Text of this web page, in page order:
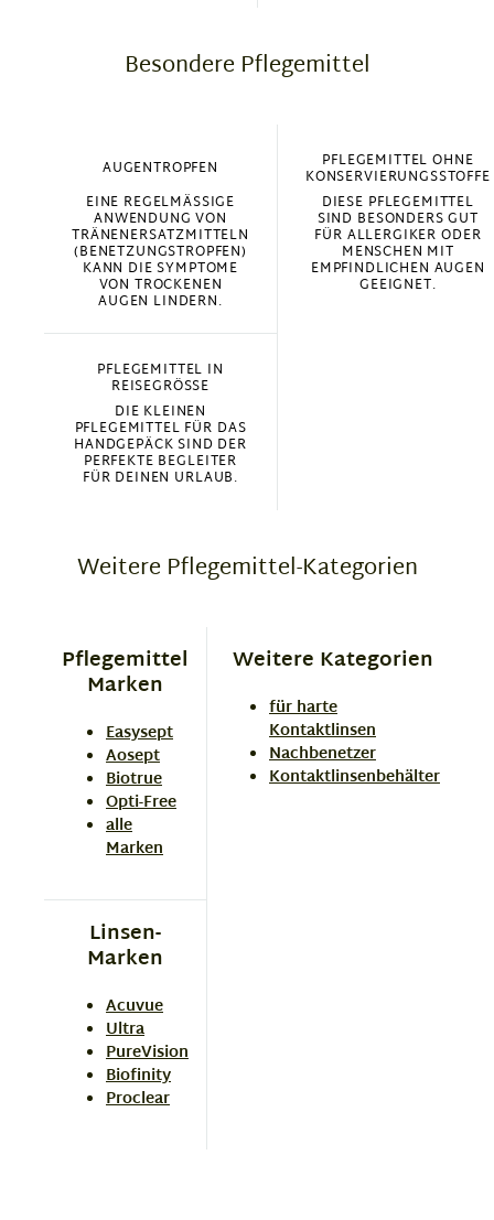
Besondere Pflegemittel
AUGENTROPFEN
EINE REGELMÄSSIGE A
NWENDUNG VON T
RÄNENERSATZMITTELN (
BENETZUNGSTROPFEN) K
ANN DIE SYMPTOME V
ON TROCKENEN A
UGEN LINDERN.
PFLEGEMITTEL OHNE
KONSERVIERUNGSSTOFFE
DIESE PFLEGEMITTEL
SIND BESONDERS GUT
FÜR ALLERGIKER ODER
MENSCHEN MIT
EMPFINDLICHEN AUGEN
GEEIGNET.
PFLEGEMITTEL IN
REISEGRÖSSE
DIE KLEINEN
PFLEGEMITTEL FÜR DAS
HANDGEPÄCK SIND DER
PERFEKTE BEGLEITER
FÜR DEINEN URLAUB.
Weitere Pflegemittel-Kategorien
Pflegemittel
Marken
Easysept
Aosept
Biotrue
Opti-Free
alle
Marken
Weitere Kategorien
für harte
Kontaktlinsen
Nachbenetzer
Kontaktlinsenbehälter
Linsen-
Marken
Acuvue
Ultra
PureVision
Biofinity
Proclear